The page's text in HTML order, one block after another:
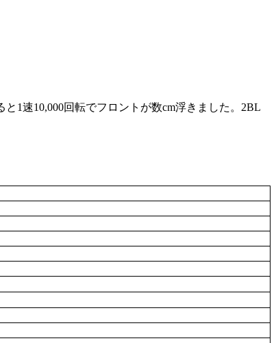
1速10,000回転でフロントが数cm浮きました。2BL